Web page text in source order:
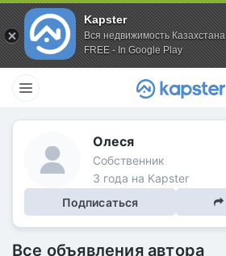
Kapster
Вся недвижимость Казахстана
FREE - In Google Play
Олеся
Собственник
3 года на Kapster
Подписаться
Все объявления автора